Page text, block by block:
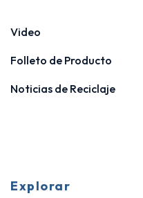
Video
Folleto de Producto
Noticias de Reciclaje
Explorar